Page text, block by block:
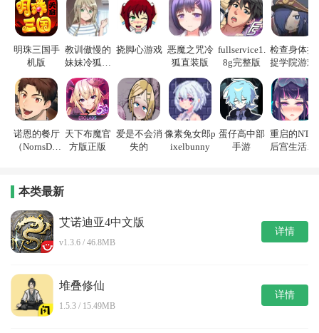
明珠三国手
机版
教训傲慢的
妹妹冷狐游
挠脚心游戏 恶魔之咒冷
狐直装版
fullservice1.
8g完整版
检查身体捕
捉学院游戏
诺恩的餐厅
（NornsDin
天下布魔官
方版正版
爱是不会消
失的
像素兔女郎p
ixelbunny
蛋仔高中部
手游
重启的NTR
后宫生活游
本类最新
艾诺迪亚4中文版
v1.3.6 / 46.8MB
详情
堆叠修仙
1.5.3 / 15.49MB
详情